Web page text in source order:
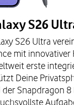
S26
S26 Ultra
mit innovativer
erste
Deine
Snapdragon 8